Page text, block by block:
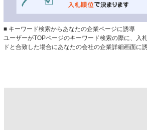
■ キーワード検索からあなたの企業ページに誘導
ユーザーがTOPページのキーワード検索の際に、入
ドと合致した場合にあなたの会社の企業詳細画面に